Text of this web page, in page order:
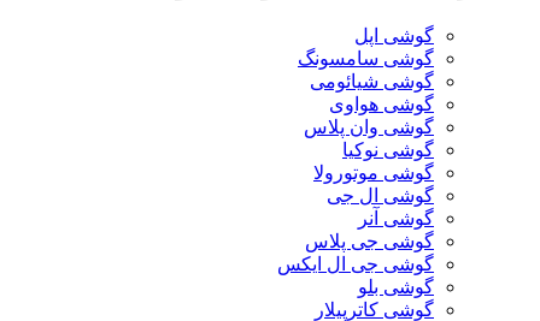
گوشی اپل
گوشی سامسونگ
گوشی شیائومی
گوشی هواوی
گوشی وان پلاس
گوشی نوکیا
گوشی موتورولا
گوشی ال جی
گوشی آنر
گوشی جی پلاس
گوشی جی ال ایکس
گوشی بلو
گوشی کاترپیلار